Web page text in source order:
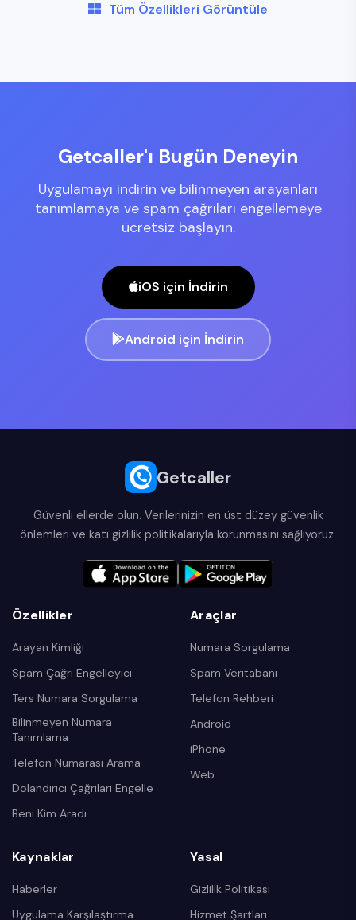
Tüm Özellikleri Görüntüle
Getcaller'ı Bugün Deneyin
Uygulamayı indirin ve bilinmeyen arayanları
tanımlamaya ve spam çağrıları engellemeye
ücretsiz başlayın.
iOS için İndirin
Android için İndirin
Getcaller
Güvenli ellerde olun. Verilerinizin en üst düzey güvenlik
önlemleri ve katı gizlilik politikalarıyla korunmasını sağlıyoruz.
Özellikler
Arayan Kimliği
Spam Çağrı Engelleyici
Ters Numara Sorgulama
Bilinmeyen Numara
Tanımlama
Telefon Numarası Arama
Dolandırıcı Çağrıları Engelle
Beni Kim Aradı
Araçlar
Numara Sorgulama
Spam Veritabanı
Telefon Rehberi
Android
iPhone
Web
Kaynaklar
Haberler
Uygulama Karşılaştırma
Yasal
Gizlilik Politikası
Hizmet Şartları